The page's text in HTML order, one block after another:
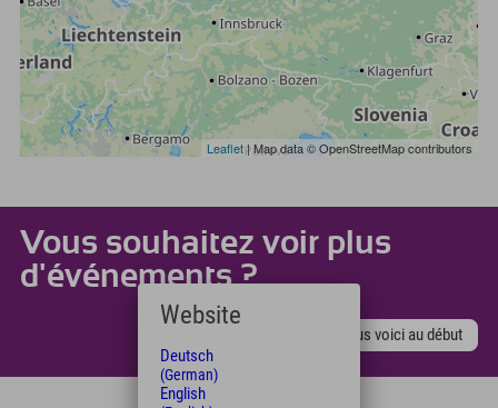
Leaflet| Map data © OpenStreetMap contributors
Vous souhaitez voir plus
d'événements ?
Nous voici au début
Website
Deutsch
(German)
English